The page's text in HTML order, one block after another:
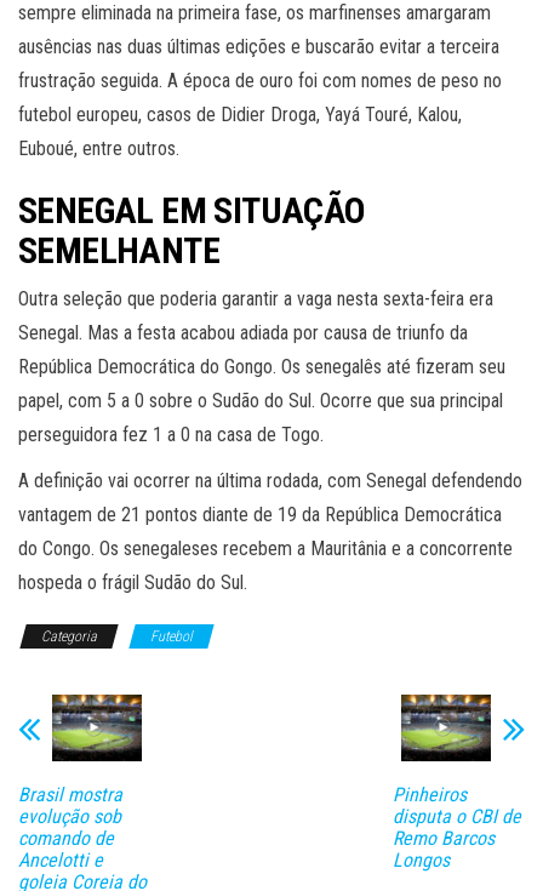
sempre eliminada na primeira fase, os marfinenses amargaram
ausências nas duas últimas edições e buscarão evitar a terceira
frustração seguida. A época de ouro foi com nomes de peso no
futebol europeu, casos de Didier Droga, Yayá Touré, Kalou,
Euboué, entre outros.
SENEGAL EM SITUAÇÃO
SEMELHANTE
Outra seleção que poderia garantir a vaga nesta sexta-feira era
Senegal. Mas a festa acabou adiada por causa de triunfo da
República Democrática do Gongo. Os senegalês até fizeram seu
papel, com 5 a 0 sobre o Sudão do Sul. Ocorre que sua principal
perseguidora fez 1 a 0 na casa de Togo.
A definição vai ocorrer na última rodada, com Senegal defendendo
vantagem de 21 pontos diante de 19 da República Democrática
do Congo. Os senegaleses recebem a Mauritânia e a concorrente
hospeda o frágil Sudão do Sul.
Categoria Futebol
Brasil mostra
evolução sob
comando de
Ancelotti e
goleia Coreia do
Pinheiros
disputa o CBI de
Remo Barcos
Longos